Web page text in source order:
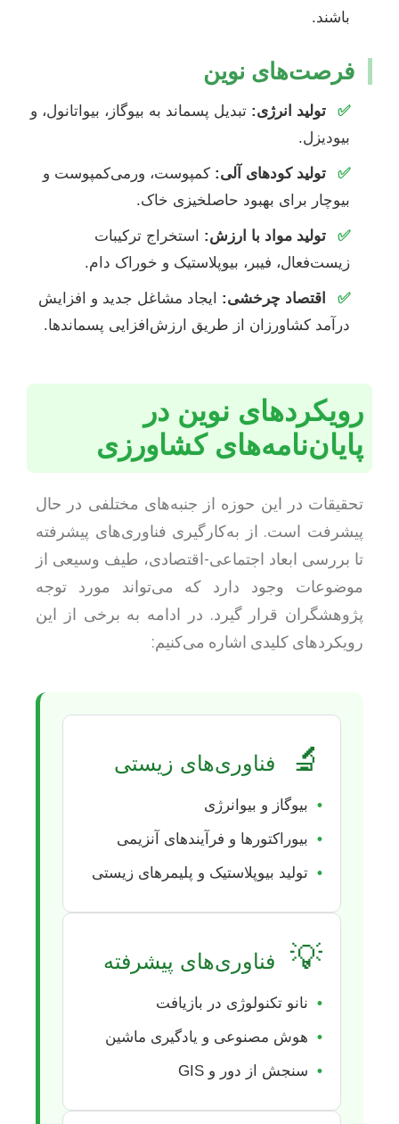
باشند.
فرصت‌های نوین
✅ تولید انرژی: تبدیل پسماند به بیوگاز، بیواتانول، و
بیودیزل.
✅ تولید کودهای آلی: کمپوست، ورمی‌کمپوست و
بیوچار برای بهبود حاصلخیزی خاک.
✅ تولید مواد با ارزش: استخراج ترکیبات
زیست‌فعال، فیبر، بیوپلاستیک و خوراک دام.
✅ اقتصاد چرخشی: ایجاد مشاغل جدید و افزایش
درآمد کشاورزان از طریق ارزش‌افزایی پسماندها.
رویکردهای نوین در
پایان‌نامه‌های کشاورزی
تحقیقات در این حوزه از جنبه‌های مختلفی در حال
پیشرفت است. از به‌کارگیری فناوری‌های پیشرفته
تا بررسی ابعاد اجتماعی-اقتصادی، طیف وسیعی از
موضوعات وجود دارد که می‌تواند مورد توجه
پژوهشگران قرار گیرد. در ادامه به برخی از این
رویکردهای کلیدی اشاره می‌کنیم:
🔬 فناوری‌های زیستی
• بیوگاز و بیوانرژی
• بیوراکتورها و فرآیندهای آنزیمی
• تولید بیوپلاستیک و پلیمرهای زیستی
💡 فناوری‌های پیشرفته
• نانو تکنولوژی در بازیافت
• هوش مصنوعی و یادگیری ماشین
• سنجش از دور و GIS